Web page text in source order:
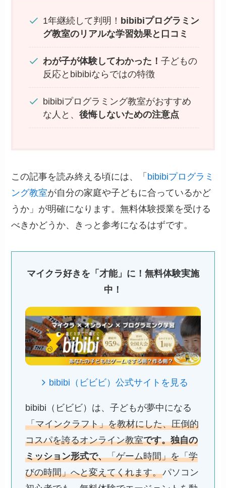
1年継続して判明！ bibibiプログラミン
グ教室のリアルな学習効果と口コミ
わが子が体験してわかった！ 子どもの
反応とbibibiならではの特徴
bibibiプログラミング教室がおすすめ
な人と、 後悔しないための注意点
この記事を読み終える頃には、「 bibibiプログラミ
ング教室が自分の家庭や子どもに合っているかど
うか」が明確になります。無料体験授業を受ける
べきかどうか、きっと参考になるはずです。
マイクラ好きを「才能」に！無料体験実施
中！
bibibi（ビビビ）公式サイトを見る
bibibi（ビビビ）は、子どもが夢中になる
「マインクラフト」を教材にした、圧倒的
コスパを誇るオンライン教室です。独自の
ミッション形式で、「ゲーム時間」を「学
びの時間」へと変えてくれます。パソコン